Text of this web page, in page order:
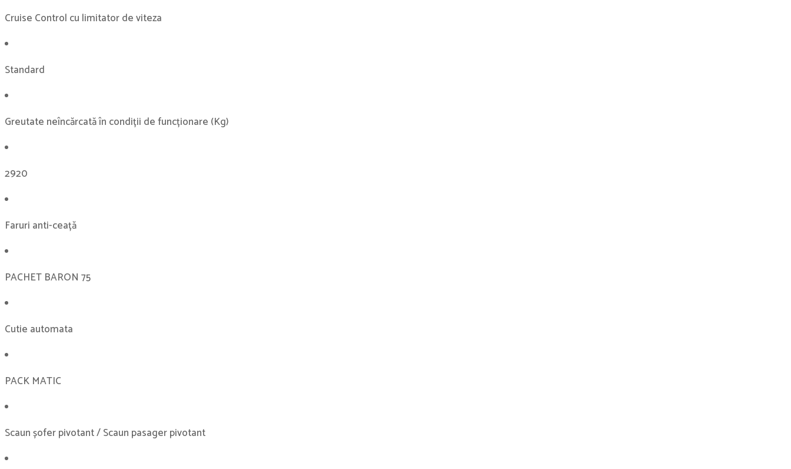
Cruise Control cu ​​limitator de viteza
Standard
Greutate neîncărcată în condiții de funcționare (Kg)
2920
Faruri anti-ceață
PACHET BARON 75
Cutie automata
PACK MATIC
Scaun șofer pivotant / Scaun pasager pivotant